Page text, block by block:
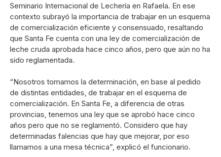
Seminario Internacional de Lechería en Rafaela. En ese
contexto subrayó la importancia de trabajar en un esquema
de comercialización eficiente y consensuado, resaltando
que Santa Fe cuenta con una ley de comercialización de
leche cruda aprobada hace cinco años, pero que aún no ha
sido reglamentada.
“Nosotros tomamos la determinación, en base al pedido
de distintas entidades, de trabajar en el esquema de
comercialización. En Santa Fe, a diferencia de otras
provincias, tenemos una ley que se aprobó hace cinco
años pero que no se reglamentó. Considero que hay
determinadas falencias que hay que mejorar, por eso
llamamos a una mesa técnica”, explicó el funcionario.